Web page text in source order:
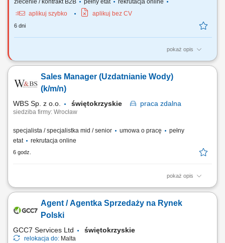
zlecenie / kontrakt B2B
pełny etat
rekrutacja online
aplikuj szybko
aplikuj bez CV
6 dni
pokaż opis
Opis stanowiska Poszukujemy osoby nastawionej na realizację celów
nowych klientów B2B oraz budowanie własnej bazy kontaktów. Do
zadań należeć będzie m.in. pozyskiwanie nowych klientów
Sales Manager (Uzdatnianie Wody)
(k/m/n)
WBS Sp. z o.o. świętokrzyskie praca zdalna
siedziba firmy: Wrocław
specjalista / specjalistka mid / senior umowa o pracę
pełny
etat
rekrutacja online
6 godz.
pokaż opis
Opis stanowiska pracy/zadania: Aktywne pozyskiwanie nowych klientów
klientami oraz zapewnianie im bieżącego wsparcia. Prowadzenie
negocjacji handlowych oraz przygotowywanie ofert dopasowanych do
Agent / Agentka Sprzedaży na Rynek
Polski
GCC7 Services Ltd świętokrzyskie
relokacja do: Malta